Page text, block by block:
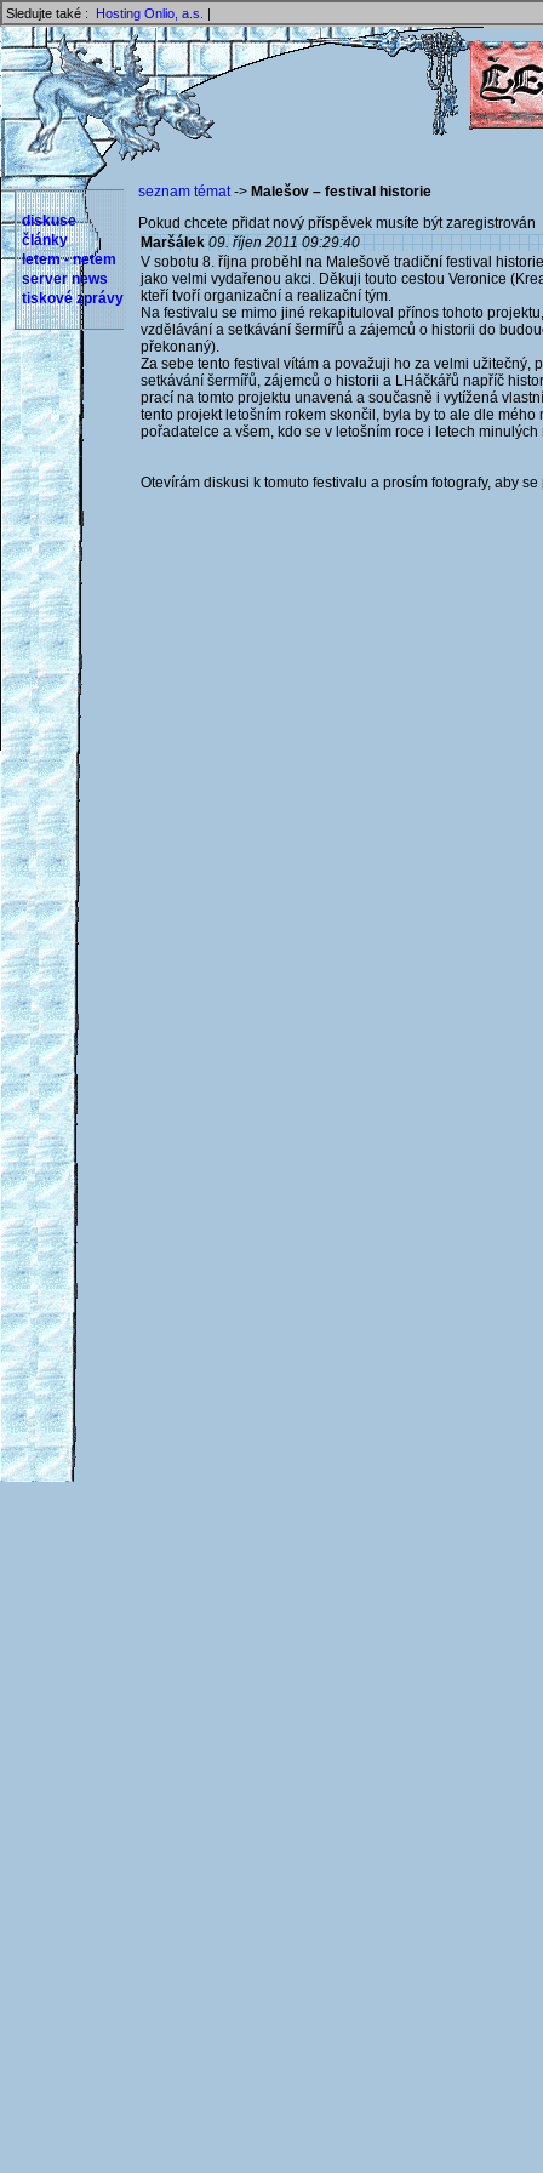
Sledujte také : Hosting Onlio, a.s. |
diskuse
články
letem - netem
server news
tiskové zprávy
seznam témat-> Malešov – festival historie
Pokud chcete přidat nový příspěvek musíte být
Maršálek 09. říjen 2011 09:29:40
V sobotu 8. října proběhl na Malešově tradiční festival
jako velmi vydařenou akci. Děkuji touto cestou Veronice
kteří tvoří organizační a realizační tým.
Na festivalu se mimo jiné rekapituloval přínos tohoto
vzdělávání a setkávání šermířů a zájemců o historii do
překonaný).
Za sebe tento festival vítám a považuji ho za velmi užitečný,
setkávání šermířů, zájemců o historii a LHáčkářů napříč
prací na tomto projektu unavená a současně i vytížená
tento projekt letošním rokem skončil, byla by to ale dle
pořadatelce a všem, kdo se v letošním roce i letech
Otevírám diskusi k tomuto festivalu a prosím fotografy, aby